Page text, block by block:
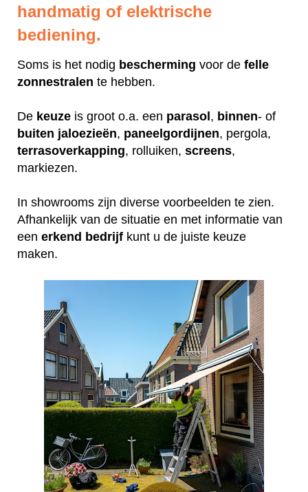
handmatig of elektrische
bediening.
Soms is het nodig bescherming voor de felle
zonnestralen te hebben.
De keuze is groot o.a. een parasol, binnen- of
buiten jaloezieën, paneelgordijnen, pergola,
terrasoverkapping, rolluiken, screens,
markiezen.
In showrooms zijn diverse voorbeelden te zien.
Afhankelijk van de situatie en met informatie van
een erkend bedrijf kunt u de juiste keuze
maken.